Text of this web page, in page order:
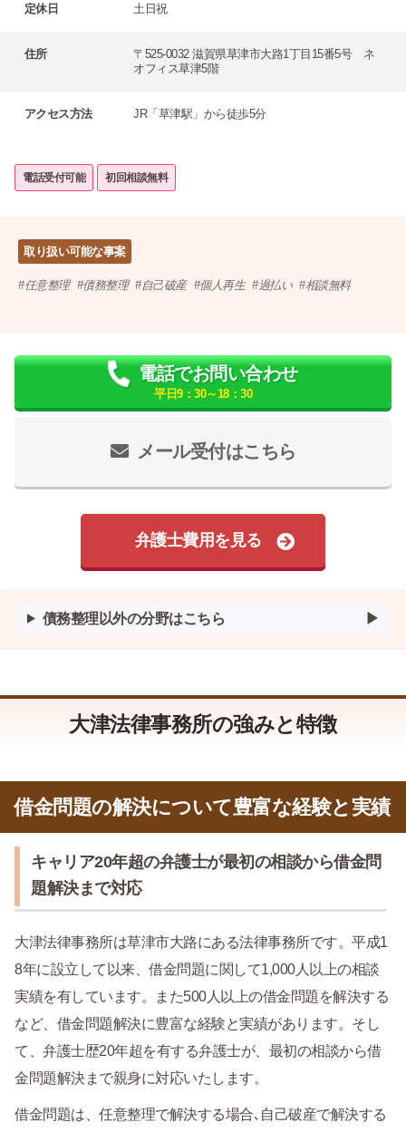
定休日 土日祝
住所
〒525-0032 滋賀県草津市大路1丁目15番5号 ネ
オフィス草津5階
アクセス方法 JR「草津駅」から徒歩5分
電話受付可能 初回相談無料
取り扱い可能な事案
任意整理 債務整理 自己破産 個人再生 過払い 相談無料
メール受付はこちら
電話でお問い合わせ
平日9：30～18：30
弁護士費用を見る
債務整理以外の分野はこちら
大津法律事務所の強みと特徴
借金問題の解決について豊富な経験と実績
キャリア20年超の弁護士が最初の相談から借金問
題解決まで対応
大津法律事務所は草津市大路にある法律事務所です。平成1
8年に設立して以来、借金問題に関して1,000人以上の相談
実績を有しています。また500人以上の借金問題を解決する
など、借金問題解決に豊富な経験と実績があります。そし
て、弁護士歴20年超を有する弁護士が、最初の相談から借
金問題解決まで親身に対応いたします。
借金問題は、任意整理で解決する場合､自己破産で解決する